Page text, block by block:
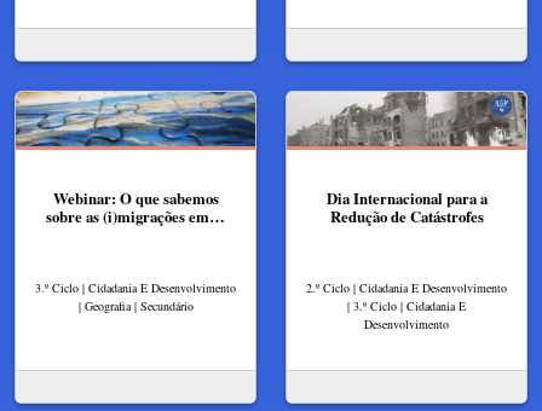
Webinar: O que sabemos
sobre as (i)migrações em…
3.º Ciclo | Cidadania E Desenvolvimento
| Geografia | Secundário
Dia Internacional para a
Redução de Catástrofes
2.º Ciclo | Cidadania E Desenvolvimento
| 3.º Ciclo | Cidadania E
Desenvolvimento